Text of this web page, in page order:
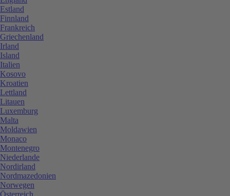
Estland
Finnland
Frankreich
Griechenland
Irland
Island
Italien
Kosovo
Kroatien
Lettland
Litauen
Luxemburg
Malta
Moldawien
Monaco
Montenegro
Niederlande
Nordirland
Nordmazedonien
Norwegen
Österreich